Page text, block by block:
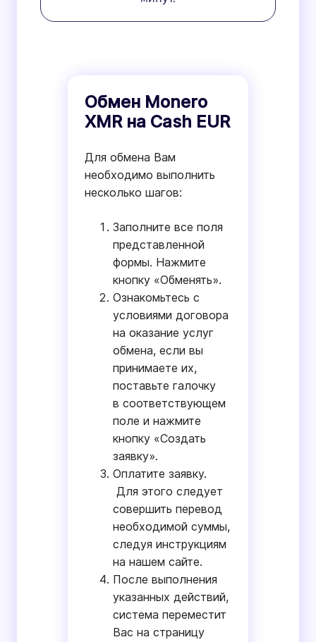
Обмен Monero
XMR на Cash EUR
Для обмена Вам
необходимо выполнить
несколько шагов:
Заполните все поля
представленной
формы. Нажмите
кнопку «Обменять».
Ознакомьтесь с
условиями договора
на оказание услуг
обмена, если вы
принимаете их,
поставьте галочку
в соответствующем
поле и нажмите
кнопку «Создать
заявку».
Оплатите заявку.
Для этого следует
совершить перевод
необходимой суммы,
следуя инструкциям
на нашем сайте.
После выполнения
указанных действий,
система переместит
Вас на страницу